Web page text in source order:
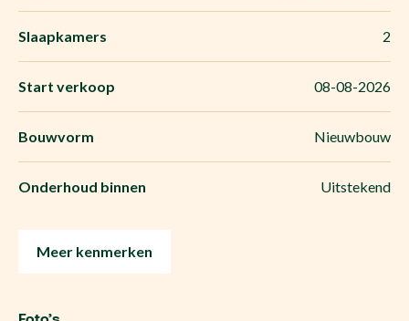
Slaapkamers 2
Start verkoop 08-08-2026
Bouwvorm Nieuwbouw
Onderhoud binnen Uitstekend
Meer kenmerken